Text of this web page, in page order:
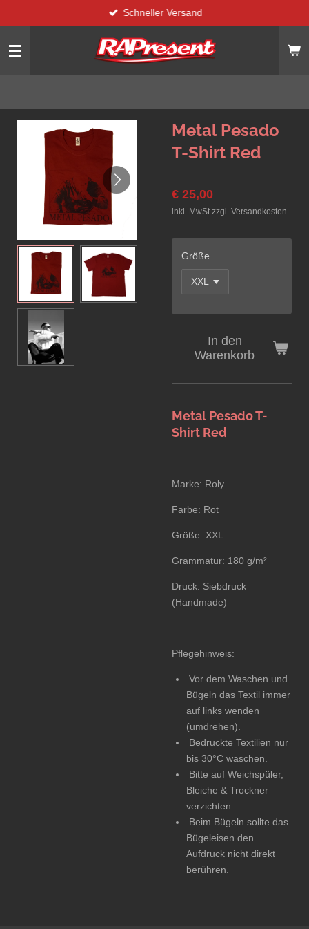
Hauptinhalt
springen
Schneller Versand
Metal Pesado
T-Shirt Red
€ 25,00
inkl. MwSt zzgl. Versandkosten
Größe
In den
Warenkorb
Metal Pesado T-
Shirt Red
Marke: Roly
Farbe: Rot
Größe: XXL
Grammatur: 180 g/m²
Druck: Siebdruck
(Handmade)
Pflegehinweis:
Vor dem Waschen und
Bügeln das Textil immer
auf links wenden
(umdrehen).
Bedruckte Textilien nur
bis 30°C waschen.
Bitte auf Weichspüler,
Bleiche & Trockner
verzichten.
Beim Bügeln sollte das
Bügeleisen den
Aufdruck nicht direkt
berühren.